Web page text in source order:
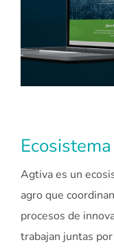
Agtiva es un
agro que
procesos de
trabajan juntas